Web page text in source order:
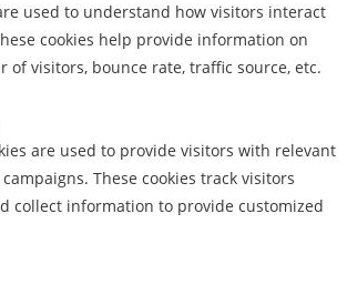
used to understand how visitors interact
cookies help provide information on
of visitors, bounce rate, traffic source, etc.
are used to provide visitors with relevant
These cookies track visitors
collect information to provide customized